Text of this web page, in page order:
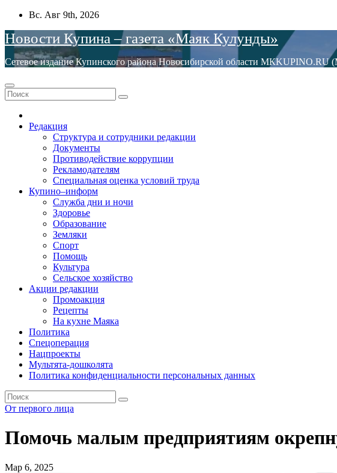
Перейти
содержимому
Вс. Авг 9th, 2026
Новости Купина – газета «Маяк Кулунды»
Сетевое издание Купинского района Новосибирской области
Редакция
Структура и сотрудники редакции
Документы
Противодействие коррупции
Рекламодателям
Специальная оценка условий труда
Купино–информ
Служба дни и ночи
Здоровье
Образование
Земляки
Спорт
Помощь
Культура
Сельское хозяйство
Акции редакции
Промоакция
Рецепты
На кухне Маяка
Политика
Спецоперация
Нацпроекты
Мультята-дошколята
Политика конфиденциальности персональных данных
От первого лица
Помочь малым предприятиям
Мар 6, 2025